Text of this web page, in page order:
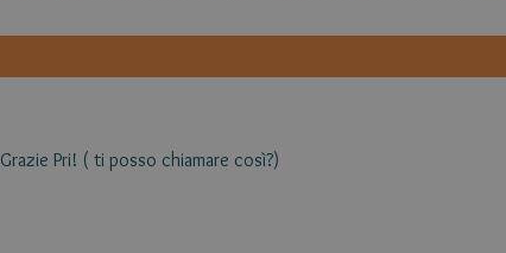
Grazie Pri! ( ti posso chiamare così?)